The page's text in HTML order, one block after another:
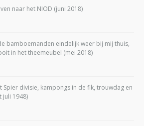
naar het NIOD (juni 2018)
bamboemanden eindelijk weer bij mij thuis,
in het theemeubel (mei 2018)
Spier divisie, kampongs in de fik, trouwdag en
juli 1948)